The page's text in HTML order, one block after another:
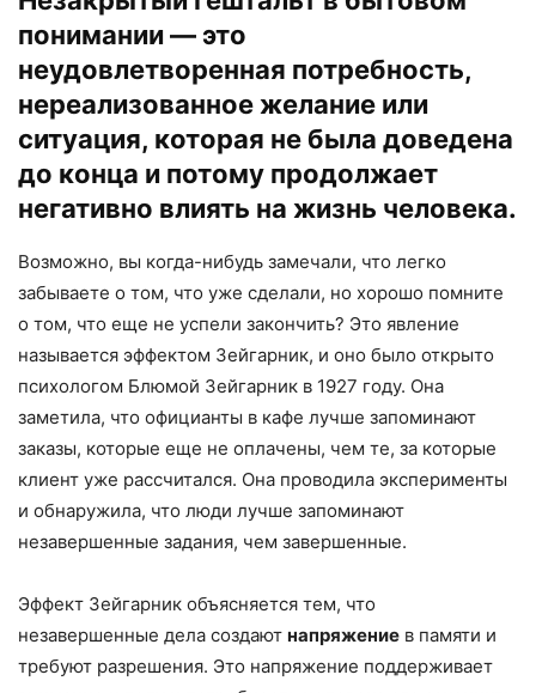
понимании — это
неудовлетворенная потребность,
нереализованное желание или
ситуация, которая не была доведена
до конца и потому продолжает
негативно влиять на жизнь человека.
Возможно, вы когда-нибудь замечали, что легко
забываете о том, что уже сделали, но хорошо помните
о том, что еще не успели закончить? Это явление
называется эффектом Зейгарник, и оно было открыто
психологом Блюмой Зейгарник в 1927 году. Она
заметила, что официанты в кафе лучше запоминают
заказы, которые еще не оплачены, чем те, за которые
клиент уже рассчитался. Она проводила эксперименты
и обнаружила, что люди лучше запоминают
незавершенные задания, чем завершенные.
Эффект Зейгарник объясняется тем, что
незавершенные дела создают напряжение в памяти и
требуют разрешения. Это напряжение поддерживает